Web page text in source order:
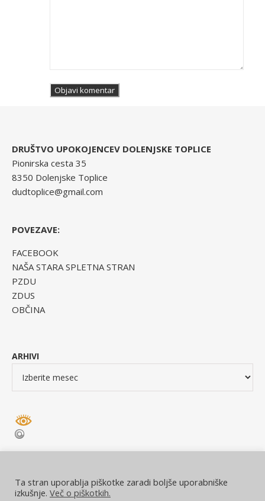
DRUŠTVO UPOKOJENCEV DOLENJSKE TOPLICE
Pionirska cesta 35
8350 Dolenjske Toplice
dudtoplice@gmail.com
POVEZAVE:
FACEBOOK
NAŠA STARA SPLETNA STRAN
PZDU
ZDUS
OBČINA
ARHIVI
Ta stran uporablja piškotke zaradi boljše uporabniške
izkušnje. Več o piškotkih.